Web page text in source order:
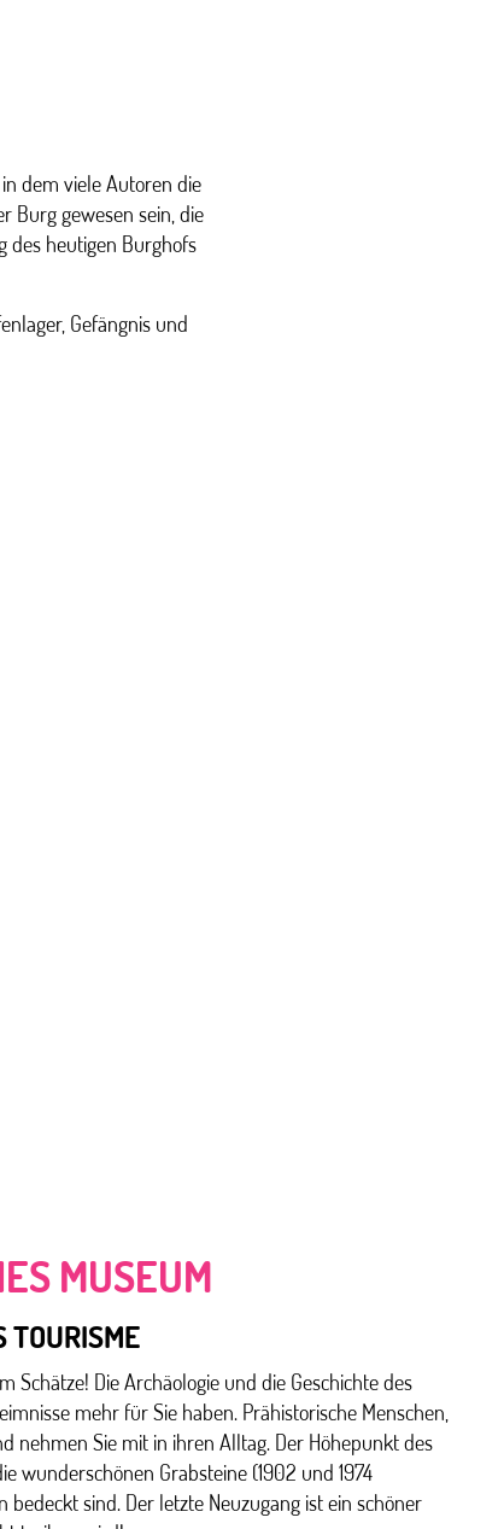
dem viele Autoren die
Burg gewesen sein, die
des heutigen Burghofs
Gefängnis und
MUSEUM
TOURISME
Die Archäologie und die Geschichte des
mehr für Sie haben. Prähistorische Menschen,
nehmen Sie mit in ihren Alltag. Der Höhepunkt des
wunderschönen Grabsteine (1902 und 1974
bedeckt sind. Der letzte Neuzugang ist ein schöner